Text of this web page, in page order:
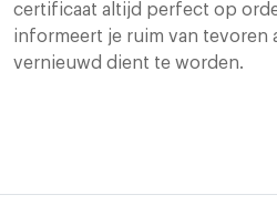
certificaat altijd perfect op
informeert je ruim van tevoren
vernieuwd dient te worden.